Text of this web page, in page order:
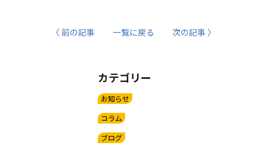
〈 前の記事 一覧に戻る 次の記事 〉
カテゴリー
お知らせ
コラム
ブログ